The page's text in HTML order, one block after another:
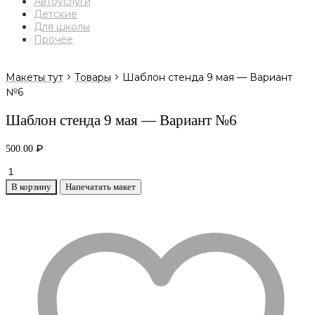
Детские
Для школы
Прочее
Макеты тут > Товары > Шаблон стенда 9 мая — Вариант
№6
Шаблон стенда 9 мая — Вариант №6
500.00 ₽
Количество
товара
В корзину Напечатать макет